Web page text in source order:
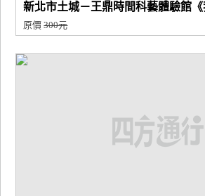
新北市土城－王鼎時間科藝體驗館
原價300元